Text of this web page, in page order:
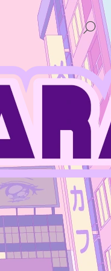
D. LUFFY